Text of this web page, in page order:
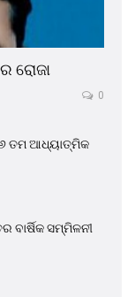
ରୋଜା
0
ତମ ଆଧ୍ୟାତ୍ମିକ
ବାର୍ଷିକ ସମ୍ମିଳନୀ